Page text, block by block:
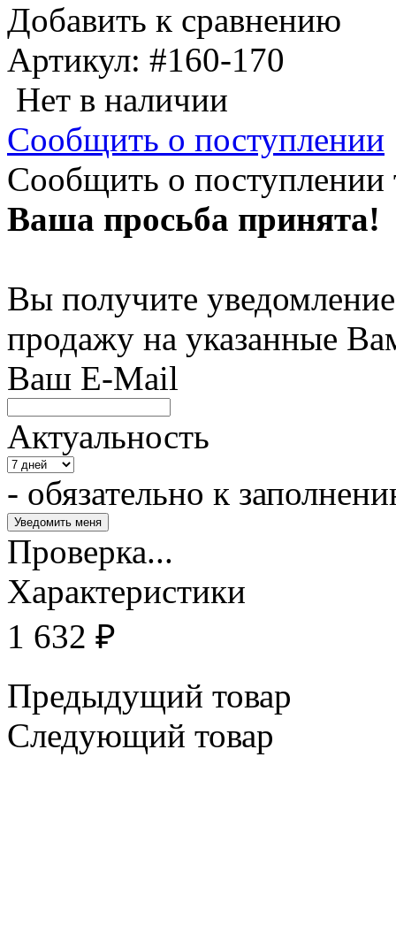
Добавить к сравнению
Артикул: #160-170
Нет в наличии
Сообщить о поступлении
Сообщить о поступлении
Ваша просьба принята!
Вы получите
продажу на указанные
Ваш E-Mail
Актуальность
- обязательно к
Проверка...
Характеристики
1 632 ₽
Предыдущий товар
Следующий товар